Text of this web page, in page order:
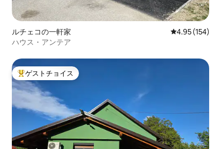
ルチェコの一軒家 レビュー154
4.95 (154)
ハウス・アンテア
大好評のゲストチョイスです。
ゲストチョイス